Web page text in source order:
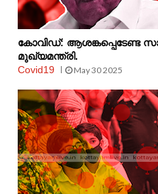
കോവിഡ്: ആശങ്കപ്പെടേണ്ട
മുഖ്യമന്ത്രി.
Covid19
May 30 2025